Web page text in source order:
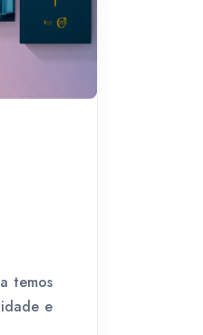
temos
e